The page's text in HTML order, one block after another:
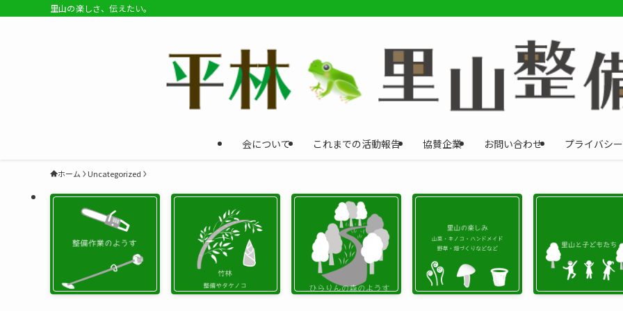
里山の楽しさ、伝えたい。
会について これまでの活動報告 協賛企業 お問い合わせ プライバシ
ホーム Uncategorized